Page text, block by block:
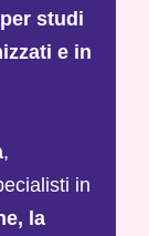
per studi
e in
,
in
la